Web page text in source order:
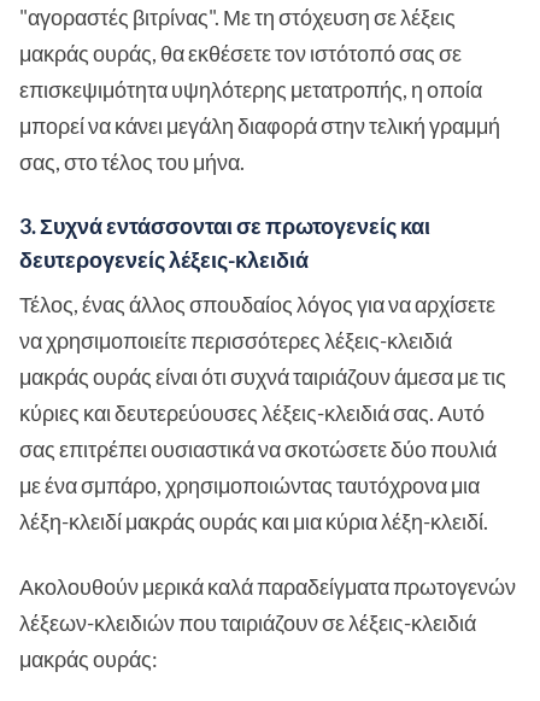
"αγοραστές βιτρίνας". Με τη στόχευση σε λέξεις
μακράς ουράς, θα εκθέσετε τον ιστότοπό σας σε
επισκεψιμότητα υψηλότερης μετατροπής, η οποία
μπορεί να κάνει μεγάλη διαφορά στην τελική γραμμή
σας, στο τέλος του μήνα.
3. Συχνά εντάσσονται σε πρωτογενείς και
δευτερογενείς λέξεις-κλειδιά
Τέλος, ένας άλλος σπουδαίος λόγος για να αρχίσετε
να χρησιμοποιείτε περισσότερες λέξεις-κλειδιά
μακράς ουράς είναι ότι συχνά ταιριάζουν άμεσα με τις
κύριες και δευτερεύουσες λέξεις-κλειδιά σας. Αυτό
σας επιτρέπει ουσιαστικά να σκοτώσετε δύο πουλιά
με ένα σμπάρο, χρησιμοποιώντας ταυτόχρονα μια
λέξη-κλειδί μακράς ουράς και μια κύρια λέξη-κλειδί.
Ακολουθούν μερικά καλά παραδείγματα πρωτογενών
λέξεων-κλειδιών που ταιριάζουν σε λέξεις-κλειδιά
μακράς ουράς: